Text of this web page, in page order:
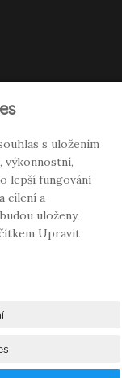
s uložením
výkonnostní,
lepší fungování
cílení a
uloženy,
Upravit